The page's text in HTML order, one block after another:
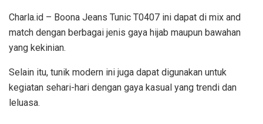
Charla.id – Boona Jeans Tunic T0407 ini dapat di mix and
match dengan berbagai jenis gaya hijab maupun bawahan
yang kekinian.
Selain itu, tunik modern ini juga dapat digunakan untuk
kegiatan sehari-hari dengan gaya kasual yang trendi dan
leluasa.